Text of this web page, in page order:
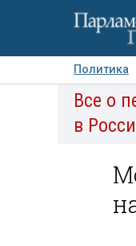
Политика
Авторы
Все о
в